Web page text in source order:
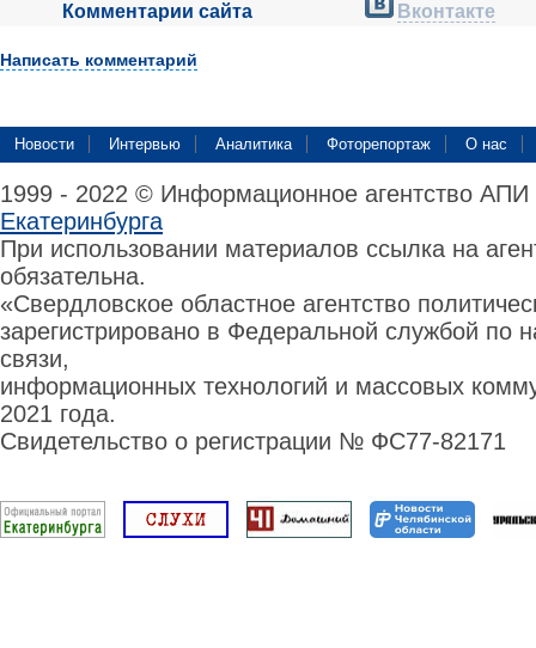
Комментарии сайта Вконтакте
Написать комментарий
Новости Интервью Аналитика Фоторепортаж О нас
1999 - 2022 © Информационное агентство
Екатеринбурга
При использовании материалов ссылка на
обязательна.
«Свердловское областное агентство
зарегистрировано в Федеральной службой по
связи,
информационных технологий и массовых
2021 года.
Свидетельство о регистрации № ФС77-82171